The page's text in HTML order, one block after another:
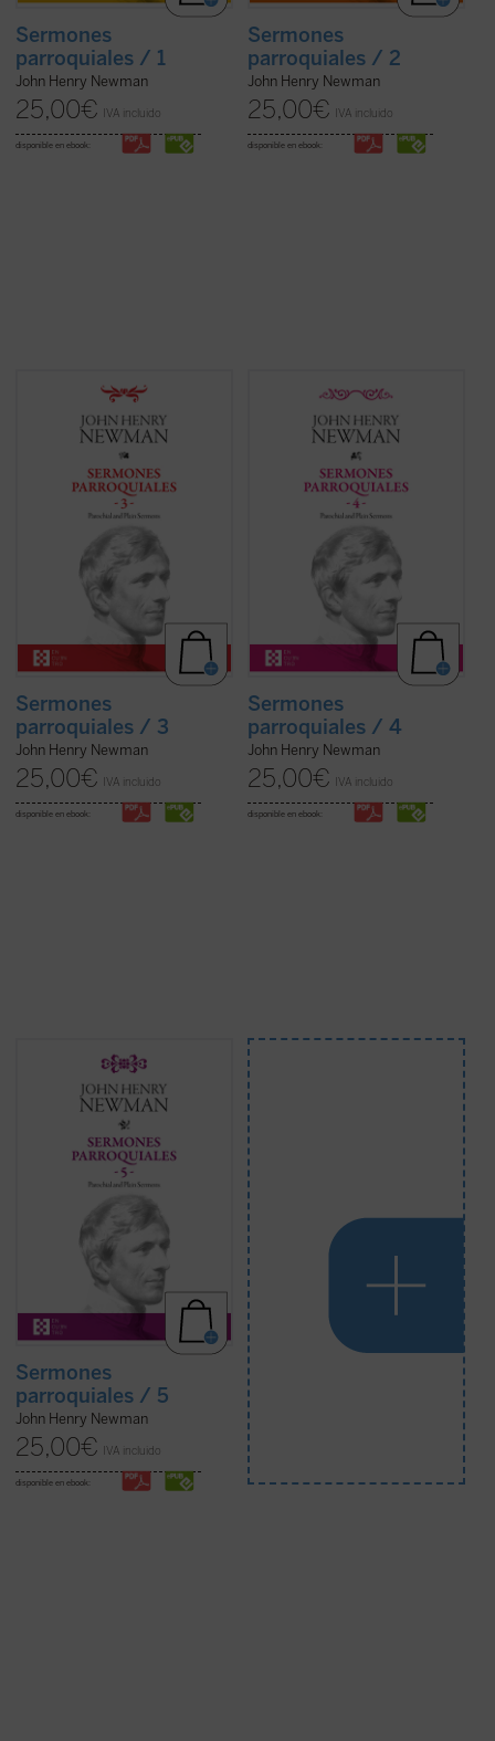
Sermones
parroquiales / 1
John Henry Newman
25,00€ IVA incluido
disponible en ebook:
Sermones
parroquiales / 2
John Henry Newman
25,00€ IVA incluido
disponible en ebook:
En este tercer volumen de la serie de los
Sermones parroquiales
se incluyen
veinticinco sermones predicados en la
iglesia de Saint Mary's en Oxford. El genio
humano y cristiano de Newman, que ya era
una autoridad no exenta de polémica en
Inglaterra, vuelve a brillar en ellos con toda
lucidez. Con un conocimiento de la
Escritura poco común, el autor, todavía
anglicano, describe con ...(ver ficha)
Sermones
parroquiales / 3
John Henry Newman
25,00€ IVA incluido
disponible en ebook:
Entre 1835 y 1838, periodo al que
pertenecen los sermones que
encontramos en este cuarto volumen de la
serie de los Sermones Parroquiales,
Newman se halla en plena evolución desde
el anglicanismo hacia el catolicismo. Su
batalla contra el racionalismo liberal de los
protestantes, que considera corruptor de
la fe y ajeno al anglicanismo reformado que
él promueve, tiene ya una formulación: la ...
Sermones
parroquiales / 4
John Henry Newman
25,00€ IVA incluido
disponible en ebook:
Los veinticuatro sermones de este quinto
Sermones parroquiales
fueron predicados en su mayoría en los
años 1838-1840. Este periodo coincide
plenamente con las primeras experiencias
que acabaron conduciendo a Newman a la
Iglesia católica. En efecto, el estudio de las
controversias de la Iglesia primitiva, en el
verano de 1839, le hicieron concebir, si bien
aún no aceptar ... (ver ficha)
Sermones
parroquiales / 5
John Henry Newman
25,00€ IVA incluido
disponible en ebook: